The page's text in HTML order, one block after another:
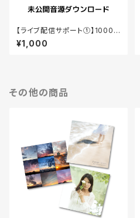
【ライブ配信サポート①】1000
円 未公開音源ダウンロード
¥1,000
その他の商品